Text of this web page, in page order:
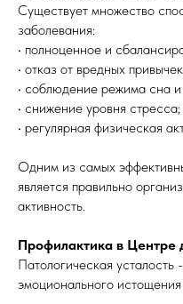
Существует множество
заболевания:
• полноценное и
• отказ от вредных
• соблюдение режима сна
• снижение уровня стресса;
• регулярная физическая
Одним из самых
является правильно
активность.
Профилактика в Центре
Патологическая усталость
эмоционального истощения